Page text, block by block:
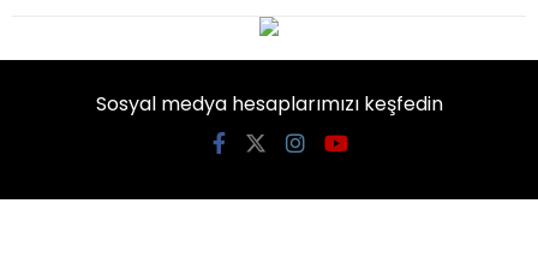
Sosyal medya hesaplarımızı keşfedin